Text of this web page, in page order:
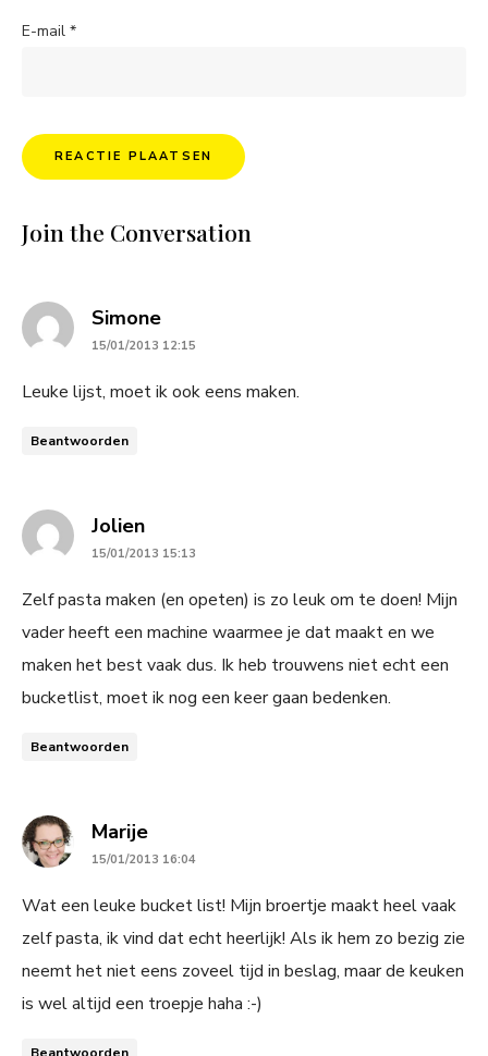
E-mail *
Join the Conversation
Simonesays:
15/01/2013 12:15
Leuke lijst, moet ik ook eens maken.
Beantwoorden
Joliensays:
15/01/2013 15:13
Zelf pasta maken (en opeten) is zo leuk om te doen! Mijn
vader heeft een machine waarmee je dat maakt en we
maken het best vaak dus. Ik heb trouwens niet echt een
bucketlist, moet ik nog een keer gaan bedenken.
Beantwoorden
Marijesays:
15/01/2013 16:04
Wat een leuke bucket list! Mijn broertje maakt heel vaak
zelf pasta, ik vind dat echt heerlijk! Als ik hem zo bezig zie
neemt het niet eens zoveel tijd in beslag, maar de keuken
is wel altijd een troepje haha :-)
Beantwoorden